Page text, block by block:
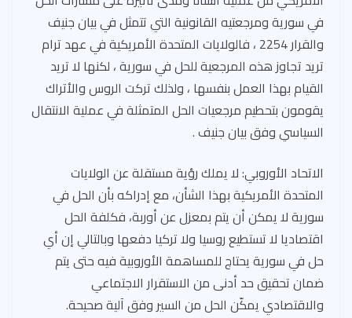
في سورية ومرجعتيه القانونية التي تتمثل في بيان جنيف
والقرار 2254 ، فالولايات المتحدة الأمريكية في عهد ترام
تريد تجاوز هذه المرجعية للحل في سورية ، لكنها لا تريد
القيام بهذا العمل بنفسها ، ولذلك تركت الروس والأتراك
يقومون بتحطيم مرجعيات الحل المتمثلة في عملية الانتقال
السياسي وفق بيان جنيف .
الاتحاد الأوروبي: لا يملك رؤية مستقلة عن الولايات
المتحدة الأمريكية بهذا الشأن، مع إدراكه بأن الحل في
سورية لا يمكن أن يتم بمعزل عن أوربة، فكلفة الحل
اقتصاديا لا تستطيع روسيا ولا تركيا دفعها وبالتالي إن أي
حل في سورية يحتاج للمساهمة الأوروبية فيه حتى يتم
ضمان تحقيق حد أدنى من الاستقرار الاجتماعي
والاقتصادي يمكّن الحل من السير وفق آلية صحيحة.